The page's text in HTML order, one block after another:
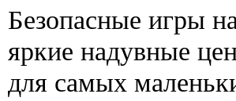
Безопасные игры
яркие надувные
для самых